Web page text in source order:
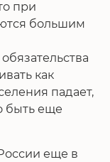
при
большим
как
падает,
быть еще
еще в